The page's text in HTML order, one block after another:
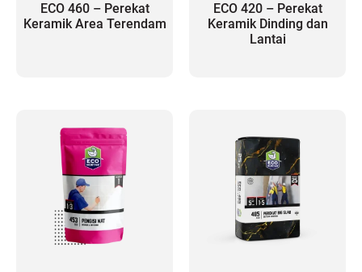
ECO 460 – Perekat
Keramik Area Terendam
ECO 420 – Perekat
Keramik Dinding dan
Lantai